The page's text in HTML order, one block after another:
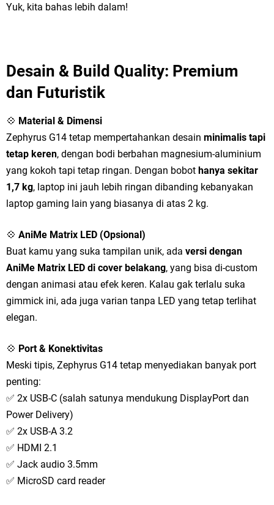
Yuk, kita bahas lebih dalam!
Desain & Build Quality: Premium
dan Futuristik
💠 Material & Dimensi
Zephyrus G14 tetap mempertahankan desain minimalis tapi
tetap keren, dengan bodi berbahan magnesium-aluminium
yang kokoh tapi tetap ringan. Dengan bobot hanya sekitar
1,7 kg, laptop ini jauh lebih ringan dibanding kebanyakan
laptop gaming lain yang biasanya di atas 2 kg.
💠 AniMe Matrix LED (Opsional)
Buat kamu yang suka tampilan unik, ada versi dengan
AniMe Matrix LED di cover belakang, yang bisa di-custom
dengan animasi atau efek keren. Kalau gak terlalu suka
gimmick ini, ada juga varian tanpa LED yang tetap terlihat
elegan.
💠 Port & Konektivitas
Meski tipis, Zephyrus G14 tetap menyediakan banyak port
penting:
✅ 2x USB-C (salah satunya mendukung DisplayPort dan
Power Delivery)
✅ 2x USB-A 3.2
✅ HDMI 2.1
✅ Jack audio 3.5mm
✅ MicroSD card reader